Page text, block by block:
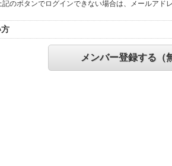
のボタンでログインできない場合は、メールアド
メンバー登録する（